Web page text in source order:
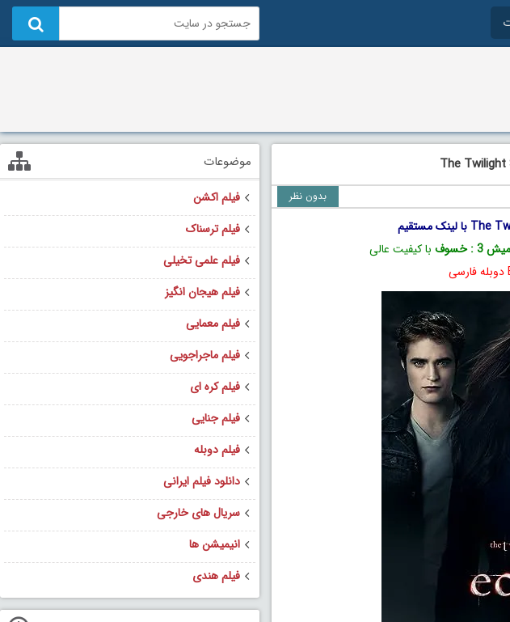
بدون نظر
: خسوف
با کیفیت عالی
موضوعات
فیلم اکشن
فیلم ترسناک
فیلم علمی تخیلی
فیلم هیجان انگیز
فیلم معمایی
فیلم ماجراجویی
فیلم کره ای
فیلم جنایی
فیلم دوبله
دانلود فیلم ایرانی
سریال های خارجی
انیمیشن ها
فیلم هندی